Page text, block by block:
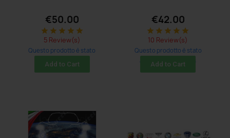
€50.00
star star star star star
5 Review(s)
Questo prodotto è stato
acquistato: 14 times
Add to Cart
€42.00
star star star star star
10 Review(s)
Questo prodotto è stato
acquistato: 29 times
Add to Cart